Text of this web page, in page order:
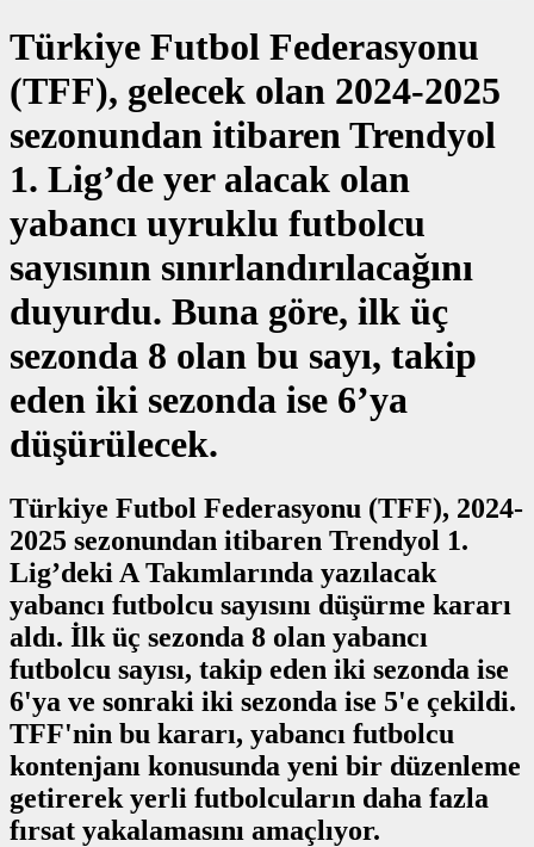
Türkiye Futbol Federasyonu
(TFF), gelecek olan 2024-2025
sezonundan itibaren Trendyol
1. Lig’de yer alacak olan
yabancı uyruklu futbolcu
sayısının sınırlandırılacağını
duyurdu. Buna göre, ilk üç
sezonda 8 olan bu sayı, takip
eden iki sezonda ise 6’ya
düşürülecek.
Türkiye Futbol Federasyonu (TFF), 2024-
2025 sezonundan itibaren Trendyol 1.
Lig’deki A Takımlarında yazılacak
yabancı futbolcu sayısını düşürme kararı
aldı. İlk üç sezonda 8 olan yabancı
futbolcu sayısı, takip eden iki sezonda ise
6'ya ve sonraki iki sezonda ise 5'e çekildi.
TFF'nin bu kararı, yabancı futbolcu
kontenjanı konusunda yeni bir düzenleme
getirerek yerli futbolcuların daha fazla
fırsat yakalamasını amaçlıyor.